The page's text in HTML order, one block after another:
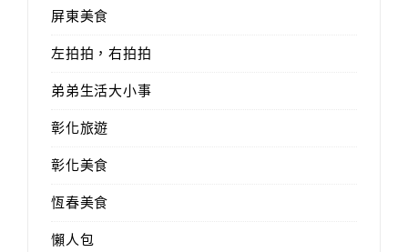
屏東美食
左拍拍，右拍拍
弟弟生活大小事
彰化旅遊
彰化美食
恆春美食
懶人包